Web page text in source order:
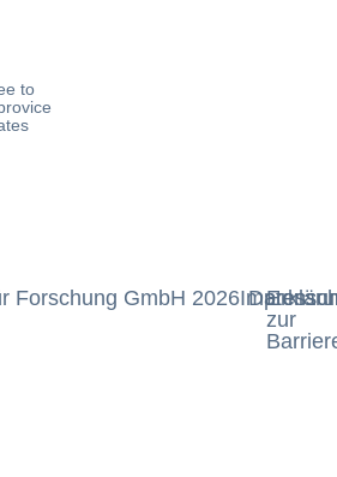
to
Forschung GmbH 2026
zur